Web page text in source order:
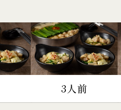
3人前